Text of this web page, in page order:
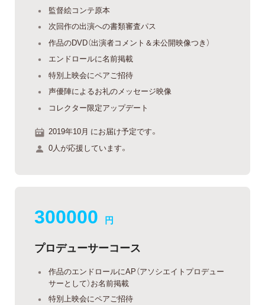
監督絵コンテ原本
次回作の出演への書類審査パス
作品のDVD（出演者コメント＆未公開映像つき）
エンドロールに名前掲載
特別上映会にペアご招待
声優陣によるお礼のメッセージ映像
コレクター限定アップデート
2019年10月 にお届け予定です。
0人が応援しています。
300000 円
プロデューサーコース
作品のエンドロールにAP（アソシエイトプロデュー
サーとして）お名前掲載
特別上映会にペアご招待